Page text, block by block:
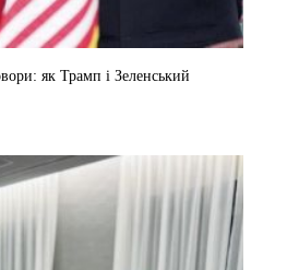
як Трамп і Зеленський